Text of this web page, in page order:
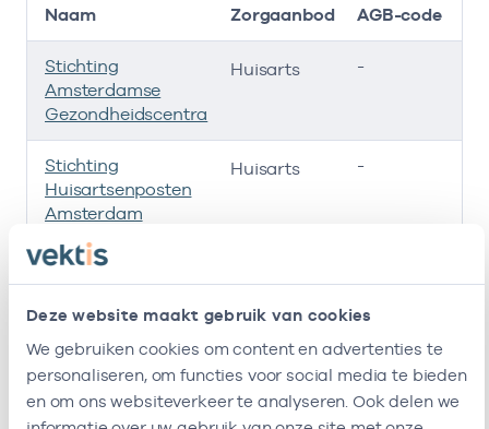
Deze website maakt gebruik van cookies
We gebruiken cookies om content en advertenties te
personaliseren, om functies voor social media te bieden
en om ons websiteverkeer te analyseren. Ook delen we
Ik ben werkzaam bij de volgende vestigingen
Naam Zorgaanbod AGB-code
Stichting
Amsterdamse
Gezondheidscentra
Huisarts -
Stichting
Huisartsenposten
Amsterdam
Huisarts -
Roha B.v.
Huisartsenpraktijk
Nijpels & Van
Drooge
Huisarts -